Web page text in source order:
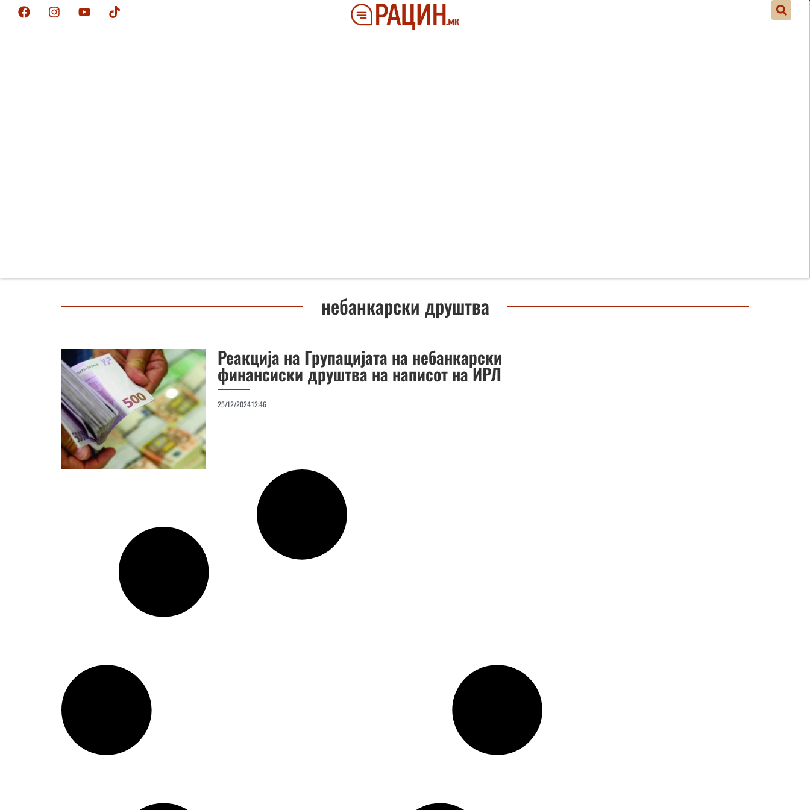
небанкарски друштва
Реакција на Групацијата на небанкарски
финансиски друштва на написот на ИРЛ
25/12/202412:46